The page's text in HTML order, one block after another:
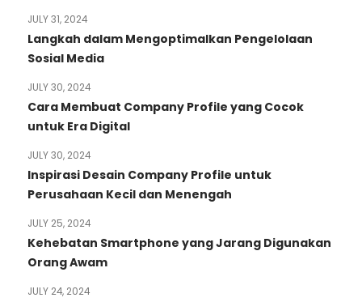
Langkah dalam Mengoptimalkan Pengelolaan
Sosial Media
JULY 31, 2024
Cara Membuat Company Profile yang Cocok
untuk Era Digital
JULY 30, 2024
Inspirasi Desain Company Profile untuk
Perusahaan Kecil dan Menengah
JULY 30, 2024
Kehebatan Smartphone yang Jarang Digunakan
Orang Awam
JULY 25, 2024
JULY 24, 2024